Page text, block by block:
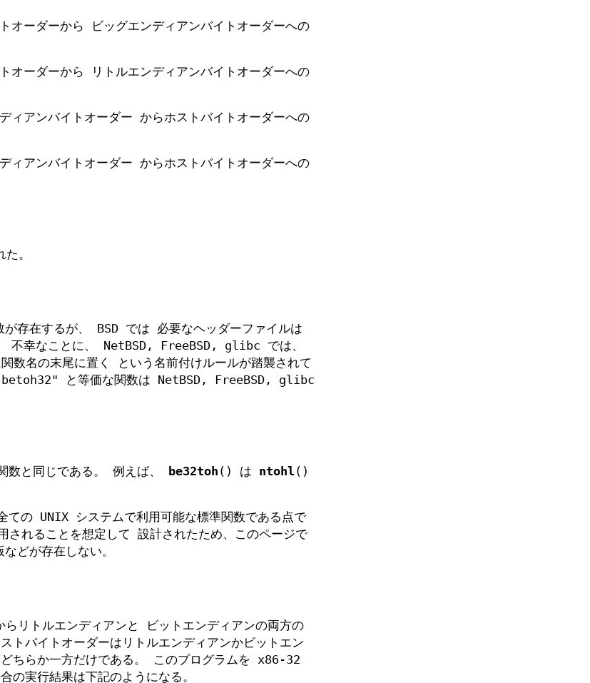
オーダーから ビッグエンディアンバイトオーダーへの
オーダーから リトルエンディアンバイトオーダーへの
アンバイトオーダー からホストバイトオーダーへの
アンバイトオーダー からホストバイトオーダーへの
。
存在するが、 BSD では 必要なヘッダーファイルは
不幸なことに、 NetBSD, FreeBSD, glibc では、
数名の末尾に置く という名前付けルールが踏襲されて
と等価な関数は NetBSD, FreeBSD, glibc
数と同じである。 例えば、 be32toh () は ntohl ()
ての UNIX システムで利用可能な標準関数である点で
れることを想定して 設計されたため、このページで
どが存在しない。
リトルエンディアンと ビットエンディアンの両方の
トバイトオーダーはリトルエンディアンかビットエン
ちらか一方だけである。 このプログラムを x86-32
の実行結果は下記のようになる。